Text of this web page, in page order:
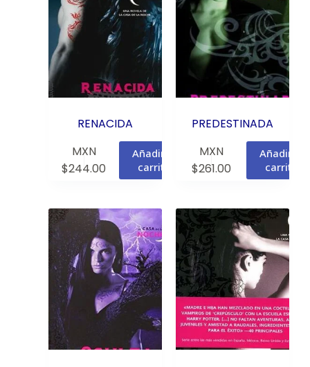
RENACIDA
MXN
$244.00
Añadir al
carrito
PREDESTINADA
MXN
$261.00
Añadir al
carrito